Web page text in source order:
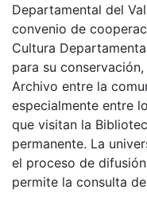
Departamental del
convenio de
Cultura
para su
Archivo entre la
especialmente entre
que visitan la
permanente. La
el proceso de
permite la consulta